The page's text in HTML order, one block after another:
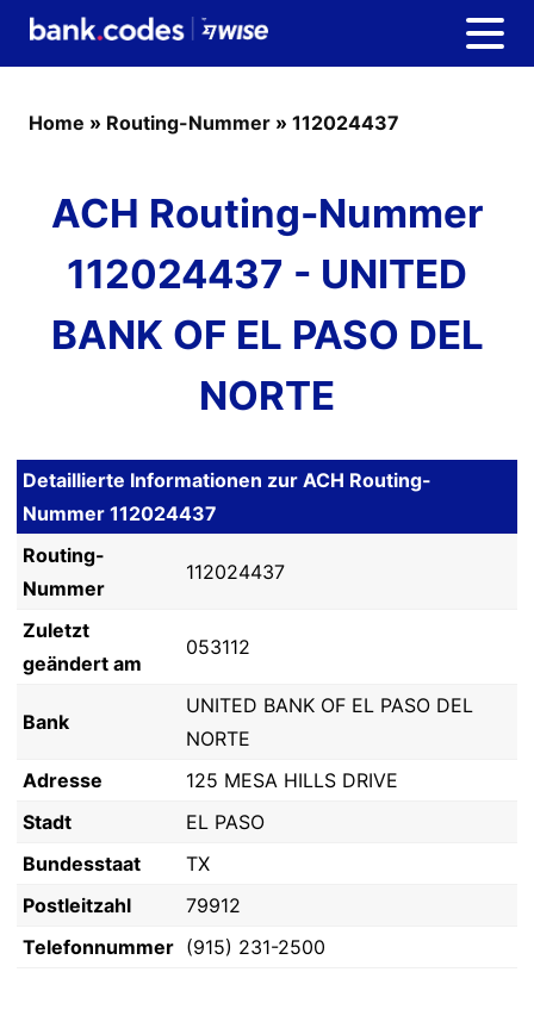
Home » Routing-Nummer » 112024437
ACH Routing-Nummer
112024437 - UNITED
BANK OF EL PASO DEL
NORTE
Detaillierte Informationen zur ACH Routing-
Nummer 112024437
Routing-
Nummer
112024437
Zuletzt
geändert am
053112
Bank
UNITED BANK OF EL PASO DEL
NORTE
Adresse
125 MESA HILLS DRIVE
Stadt
EL PASO
Bundesstaat
TX
Postleitzahl
79912
Telefonnummer (915) 231-2500